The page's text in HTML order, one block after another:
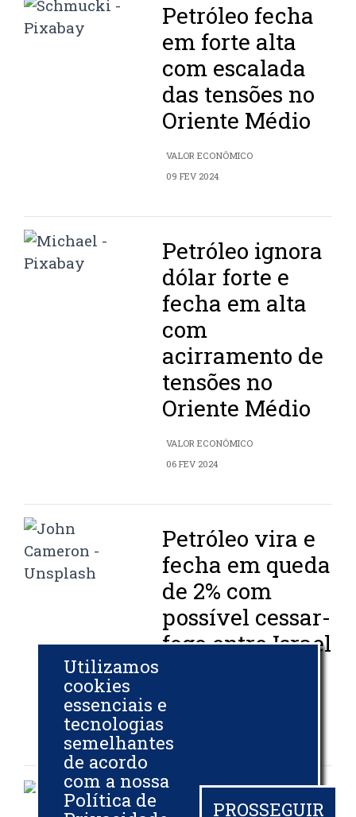
Petróleo fecha
em forte alta
com escalada
das tensões no
Oriente Médio
VALOR ECONÔMICO
09 FEV 2024
Petróleo ignora
dólar forte e
fecha em alta
com
acirramento de
tensões no
Oriente Médio
VALOR ECONÔMICO
06 FEV 2024
Petróleo vira e
fecha em queda
de 2% com
possível cessar-
fogo entre Israel
Conflitos
Utilizamos
cookies
essenciais e
tecnologias
semelhantes
de acordo
com a nossa
Política de
PROSSEGUIR